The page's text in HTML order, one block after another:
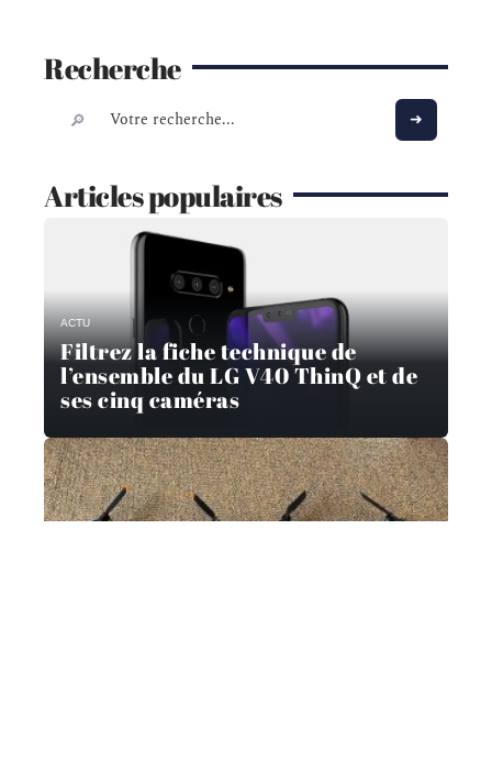
Recherche
Articles populaires
ACTU
Filtrez la fiche technique de
l’ensemble du LG V40 ThinQ et de
ses cinq caméras